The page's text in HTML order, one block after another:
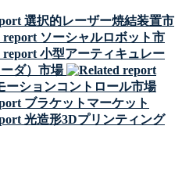
選択的レーザー焼結装置市
ソーシャルロボット市
小型アーティキュレー
ダ）市場
ーションコントロール市場
ブラケットマーケット
光造形3Dプリンティング